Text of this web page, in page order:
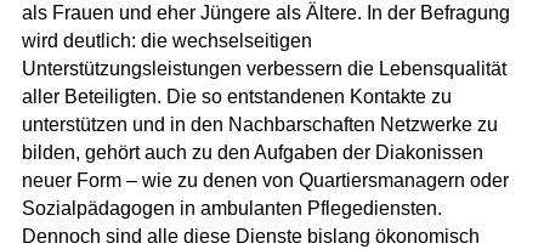
als Frauen und eher Jüngere als Ältere. In der Befragung
wird deutlich: die wechselseitigen
Unterstützungsleistungen verbessern die Lebensqualität
aller Beteiligten. Die so entstandenen Kontakte zu
unterstützen und in den Nachbarschaften Netzwerke zu
bilden, gehört auch zu den Aufgaben der Diakonissen
neuer Form – wie zu denen von Quartiersmanagern oder
Sozialpädagogen in ambulanten Pflegediensten.
Dennoch sind alle diese Dienste bislang ökonomisch